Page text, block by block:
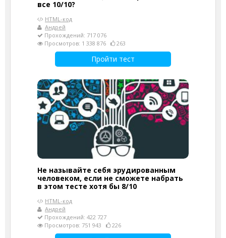
все 10/10?
HTML-код
Андрей
Прохождений: 717 076
Просмотров: 1 338 876
263
Пройти тест
Не называйте себя эрудированным
человеком, если не сможете набрать
в этом тесте хотя бы 8/10
HTML-код
Андрей
Прохождений: 422 727
Просмотров: 751 943
226